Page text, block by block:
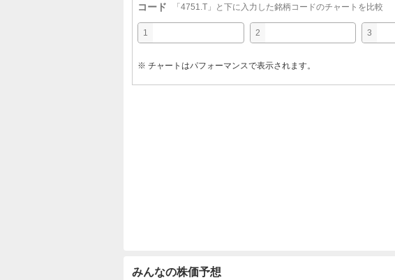
コード 「 4751.T 」と下に入力した銘柄コードのチャートを比較
1 2 3
※ チャートはパフォーマンスで表示されます。
みんなの株価予想